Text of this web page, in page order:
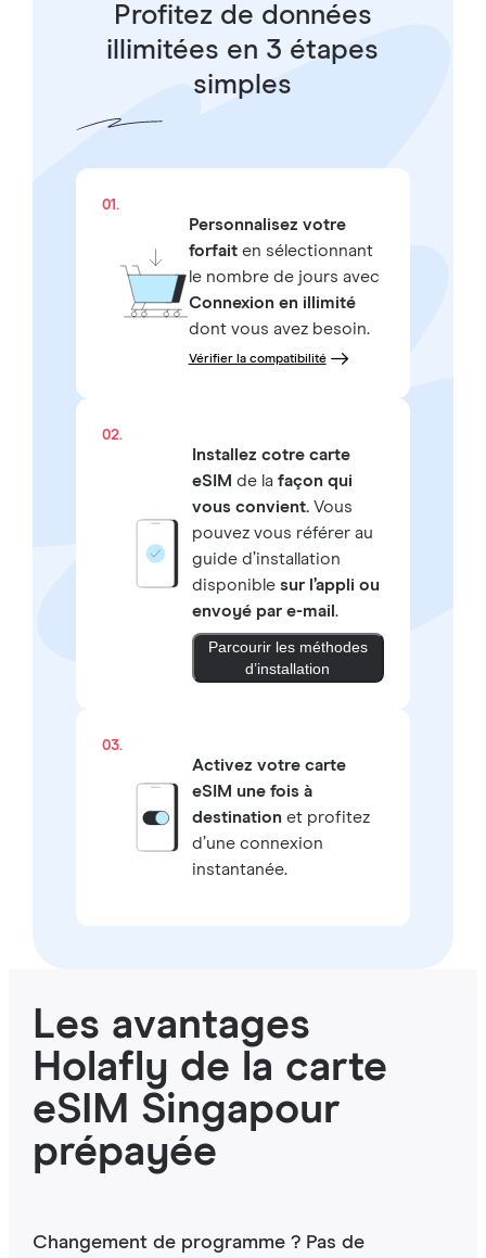
Profitez de données
illimitées en 3 étapes
simples
01.
Personnalisez votre
forfaiten sélectionnant
le nombre de jours avec
Connexion en illimité
dont vous avez besoin.
Vérifier la compatibilité
02.
Installez cotre carte
eSIM de la façon qui
vous convient.Vous
pouvez vous référer au
guide d’installation
disponible sur l’appli ou
envoyé par e-mail .
Parcourir les méthodes
d’installation
03.
Activez votre carte
eSIM une fois à
destinationet profitez
d’une connexion
instantanée.
Les avantages
Holafly de la carte
eSIM Singapour
prépayée
Changement de programme ? Pas de